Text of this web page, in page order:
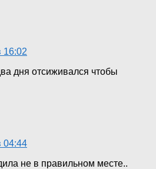
16:02
дня отсиживался чтобы
04:44
не в правильном месте..